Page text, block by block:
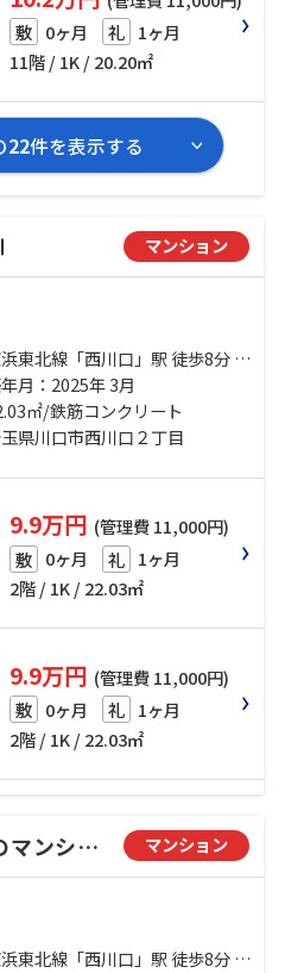
敷 0ヶ月 礼 1ヶ月
11階 / 1K / 20.20㎡
22件を表示する
マンション
東北線「西川口」駅 徒歩8分 京
北線「川口」駅 徒歩24分 京浜
線「蕨」駅 徒歩30分
月：2025年 3月
㎡/鉄筋コンクリート
県川口市西川口２丁目
9.9万円 (管理費 11,000円)
敷 0ヶ月 礼 1ヶ月
2階 / 1K / 22.03㎡
9.9万円 (管理費 11,000円)
敷 0ヶ月 礼 1ヶ月
2階 / 1K / 22.03㎡
川口市西川口２丁目のマンション マンション
東北線「西川口」駅 徒歩8分 京